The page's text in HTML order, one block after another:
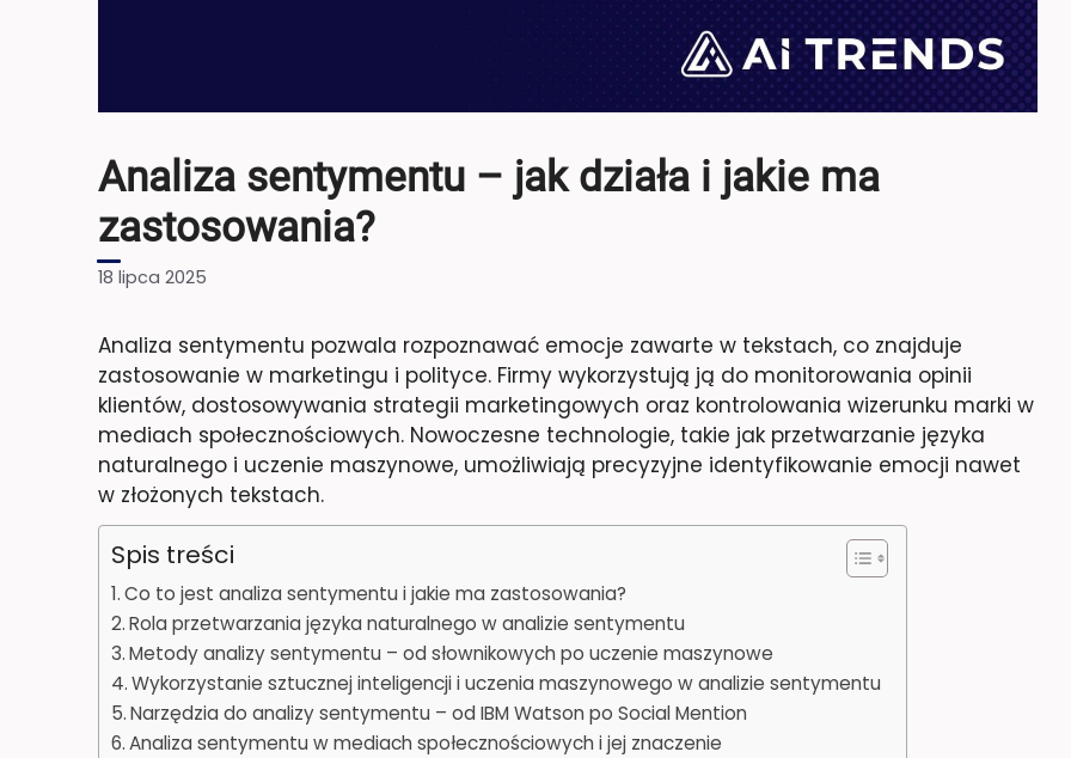
Analiza sentymentu – jak działa i jakie ma
zastosowania?
18 lipca 2025
Analiza sentymentu pozwala rozpoznawać emocje zawarte w tekstach, co znajduje
zastosowanie w marketingu i polityce. Firmy wykorzystują ją do monitorowania opinii
klientów, dostosowywania strategii marketingowych oraz kontrolowania wizerunku marki w
mediach społecznościowych. Nowoczesne technologie, takie jak przetwarzanie języka
naturalnego i uczenie maszynowe, umożliwiają precyzyjne identyfikowanie emocji nawet
w złożonych tekstach.
Spis treści
Co to jest analiza sentymentu i jakie ma zastosowania?
Rola przetwarzania języka naturalnego w analizie sentymentu
Metody analizy sentymentu – od słownikowych po uczenie maszynowe
Wykorzystanie sztucznej inteligencji i uczenia maszynowego w analizie sentymentu
Narzędzia do analizy sentymentu – od IBM Watson po Social Mention
Analiza sentymentu w mediach społecznościowych i jej znaczenie